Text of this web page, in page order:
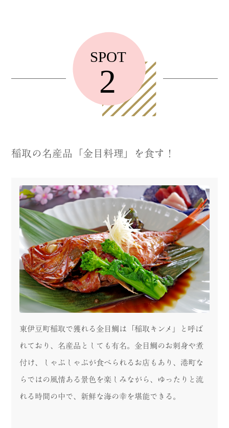
稲取の名産品「金目料理」を食す！
東伊豆町稲取で獲れる金目鯛は「稲取キンメ」と呼ば
れており、名産品としても有名。金目鯛のお刺身や煮
付け、しゃぶしゃぶが食べられるお店もあり、港町な
らではの風情ある景色を楽しみながら、ゆったりと流
れる時間の中で、新鮮な海の幸を堪能できる。